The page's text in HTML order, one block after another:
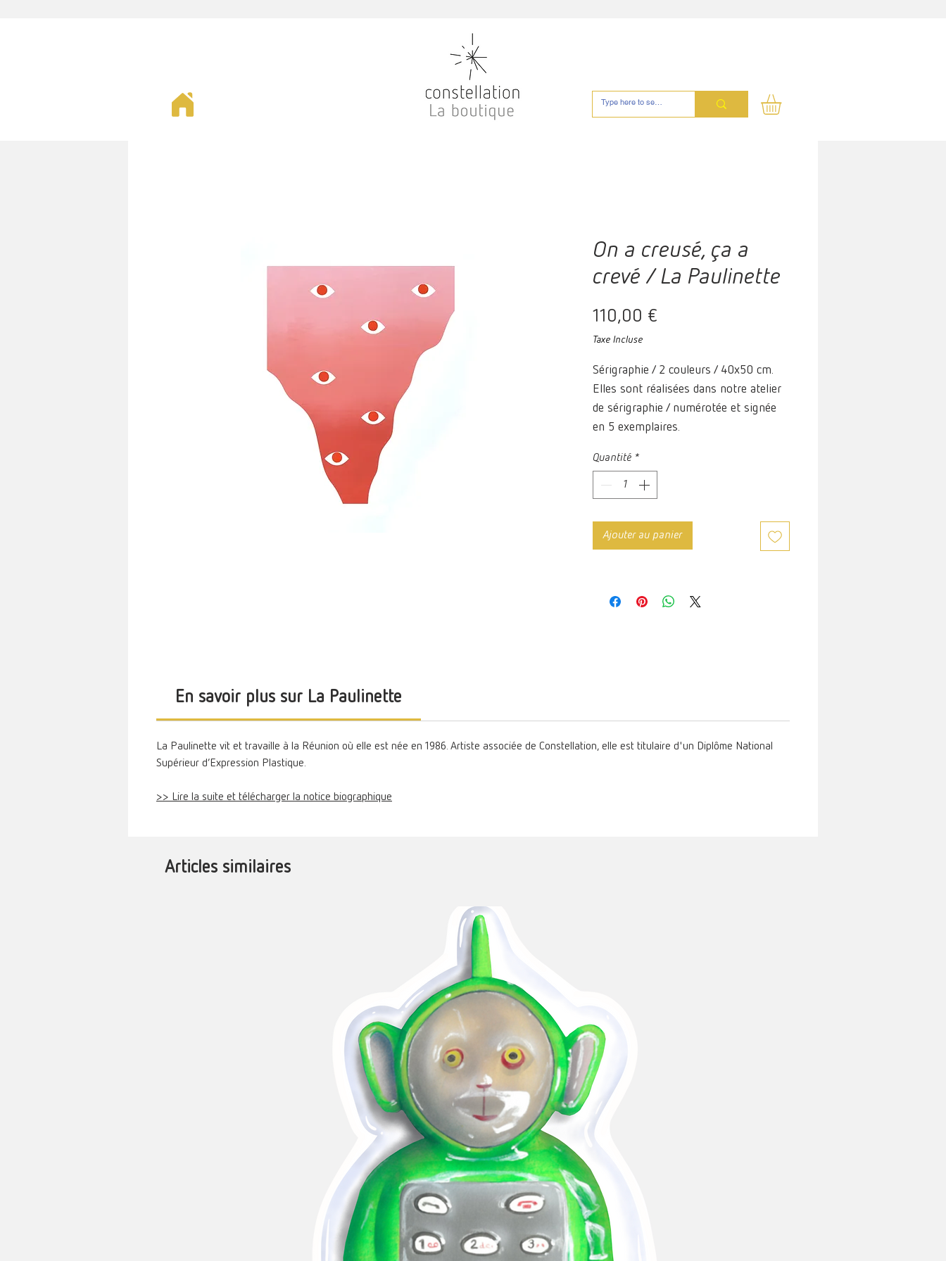
On a creusé, ça a
crevé / La Paulinette
110,00 €
Taxe Incluse
Sérigraphie / 2 couleurs / 40x50 cm.
Elles sont réalisées dans notre atelier
de sérigraphie / numérotée et signée
en 5 exemplaires.
Quantité *
Ajouter au panier
En savoir plus sur La Paulinette
La Paulinette vit et travaille à la Réunion où elle est née en 1986. Artiste associée de Constellation, elle est titulaire d'un Diplôme National
Supérieur d’Expression Plastique.
>> Lire la suite et télécharger la notice biographique
Articles similaires